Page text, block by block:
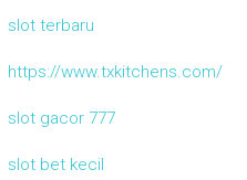
slot terbaru
https://www.txkitchens.com/
slot gacor 777
slot bet kecil